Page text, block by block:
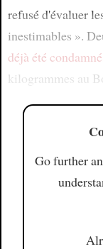
refusé d'évaluer
inestimables ».
déjà été
kilogrammes au
Go further